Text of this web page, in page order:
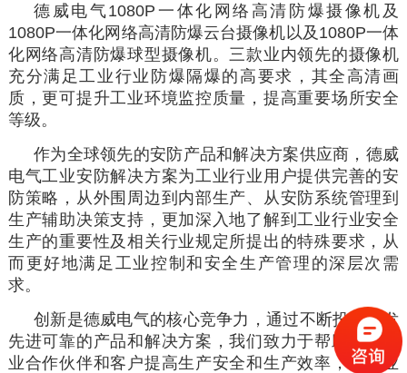
德威电气1080P一体化网络高清防爆摄像机及
1080P一体化网络高清防爆云台摄像机以及1080P一体
化网络高清防爆球型摄像机。三款业内领先的摄像机
充分满足工业行业防爆隔爆的高要求，其全高清画
质，更可提升工业环境监控质量，提高重要场所安全
等级。
作为全球领先的安防产品和解决方案供应商，德威
电气工业安防解决方案为工业行业用户提供完善的安
防策略，从外围周边到内部生产、从安防系统管理到
生产辅助决策支持，更加深入地了解到工业行业安全
生产的重要性及相关行业规定所提出的特殊要求，从
而更好地满足工业控制和安全生产管理的深层次需
求。
创新是德威电气的核心竞争力，通过不断投资开发
先进可靠的产品和解决方案，我们致力于帮助工业行
业合作伙伴和客户提高生产安全和生产效率，为工业